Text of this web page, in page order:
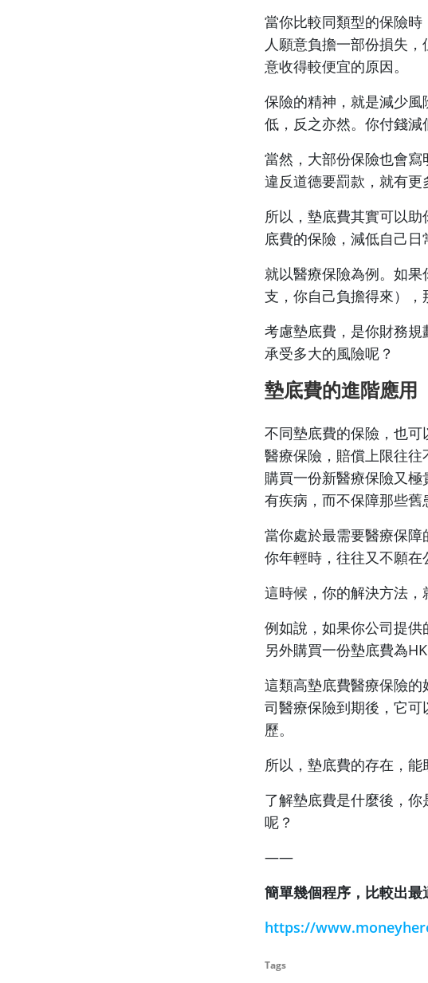
當你比較同類型的保險
人願意負擔一部份損失
意收得較便宜的原因。
保險的精神，就是減少
低，反之亦然。你付錢減
當然，大部份保險也會
違反道德要罰款，就有更
所以，墊底費其實可以
底費的保險，減低自己日
就以醫療保險為例。如
支，你自己負擔得來），
考慮墊底費，是你財務
承受多大的風險呢？
墊底費的進階應用
不同墊底費的保險，也
醫療保險，賠償上限往往
購買一份新醫療保險又
有疾病，而不保障那些舊
當你處於最需要醫療保
你年輕時，往往又不願在
這時候，你的解決方法，
例如說，如果你公司提
另外購買一份墊底費為
這類高墊底費醫療保險
司醫療保險到期後，它
歷。
所以，墊底費的存在，能
了解墊底費是什麼後，
呢？
——
簡單幾個程序，比較出最
https://
Tags